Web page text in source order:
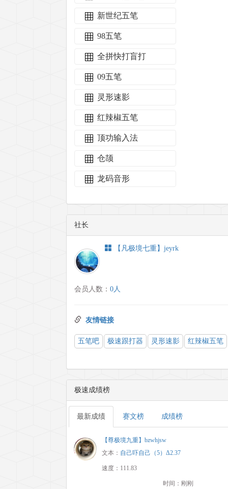
新世纪五笔
98五笔
全拼快打盲打
09五笔
灵形速影
红辣椒五笔
顶功输入法
仓颉
龙码音形
社长
【凡极境七重】jeyrk
会员人数： 0人
友情链接
五笔吧 极速跟打器 灵形速影 红辣椒五笔
极速成绩榜
最新成绩 赛文榜 成绩榜
【尊极境九重】bzwhjsw
文本： 自己吓自己（5）Δ2.37
速度：111.83
时间：刚刚